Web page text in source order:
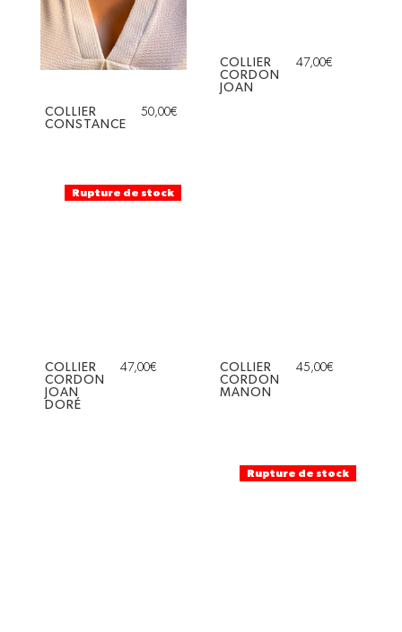
COLLIER
CONSTANCE
50,00€
COLLIER
CORDON
JOAN
47,00€
Rupture de stock
COLLIER
CORDON
JOAN
DORÉ
47,00€
COLLIER
CORDON
MANON
45,00€
Rupture de stock